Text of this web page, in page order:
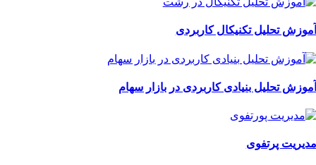
آموزش تحلیل تکنیکال کاربردی
آموزش تحلیل بنیادی کاربردی در بازار سهام
مدیریت پرتفوی